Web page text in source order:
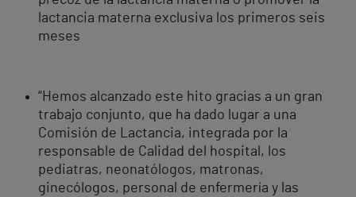
lactancia materna exclusiva los primeros seis
meses
“Hemos alcanzado este hito gracias a un gran
trabajo conjunto, que ha dado lugar a una
Comisión de Lactancia, integrada por la
responsable de Calidad del hospital, los
pediatras, neonatólogos, matronas,
ginecólogos, personal de enfermería y las